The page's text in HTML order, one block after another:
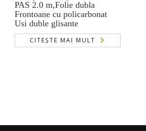
PAS 2.0 m,Folie dubla
Frontoane cu policarbonat
Usi duble glisante
CITEȘTE MAI MULT